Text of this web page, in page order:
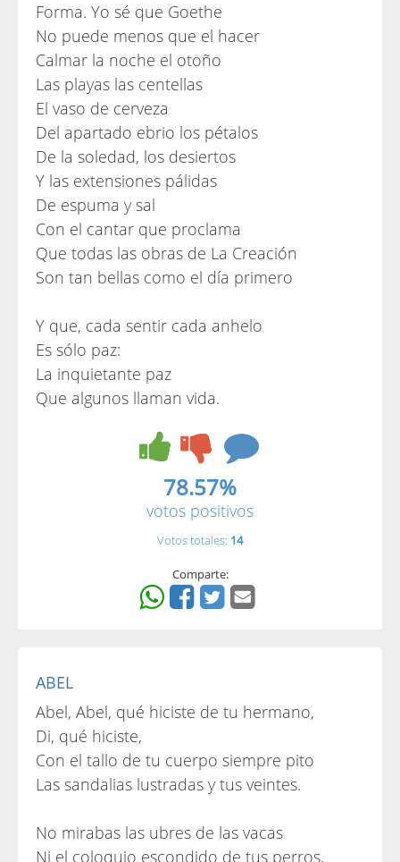
Forma. Yo sé que Goethe
No puede menos que el hacer
Calmar la noche el otoño
Las playas las centellas
El vaso de cerveza
Del apartado ebrio los pétalos
De la soledad, los desiertos
Y las extensiones pálidas
De espuma y sal
Con el cantar que proclama
Que todas las obras de La Creación
Son tan bellas como el día primero
Y que, cada sentir cada anhelo
Es sólo paz:
La inquietante paz
Que algunos llaman vida.
78.57%
votos positivos
Votos totales: 14
Comparte:
ABEL
Abel, Abel, qué hiciste de tu hermano,
Di, qué hiciste,
Con el tallo de tu cuerpo siempre pito
Las sandalias lustradas y tus veintes.
No mirabas las ubres de las vacas
Ni el coloquio escondido de tus perros,